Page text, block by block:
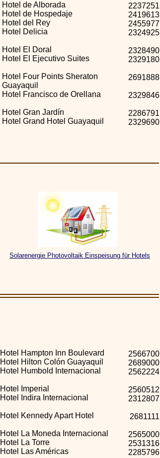
Hotel de Alborada
Hotel de Hospedaje
Hotel del Rey
Hotel Delicia
Hotel El Doral
Hotel El Ejecutivo Suites
Hotel Four Points Sheraton
Guayaquil
Hotel Francisco de Orellana
Hotel Gran Jardín
Hotel Grand Hotel Guayaquil
2237251
2419613
2455977
2324925
2328490
2329180
2691888
2329846
2286791
2329690
Hotel Hampton Inn Boulevard
Hotel Hilton Colón Guayaquil
Hotel Humbold Internacional
Hotel Imperial
Hotel Indira Internacional
Hotel Kennedy Apart Hotel
Hotel La Moneda Internacional
Hotel La Torre
Hotel Las Américas
2566700
2689000
2562224
2560512
2312807
2681111
2565000
2531316
2285796
Solarenergie Photovoltaik Einspeisung für Hotels